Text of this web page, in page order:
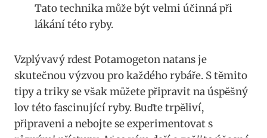
Tato⁤ technika může být velmi účinná‌ při
⁣lákání této ryby.
Vzplývavý rdest Potamogeton natans je
skutečnou výzvou pro každého⁣ rybáře. S těmito
tipy a triky se však můžete připravit na úspěšný
lov ⁤této fascinující ryby. Buďte trpěliví,
připraveni a⁢ nebojte se experimentovat ⁣s